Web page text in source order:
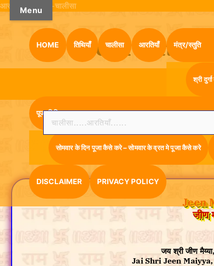
S
n
आरती-भजन-मंत्र-चालीसा
Menu
HOME तिथियांँ चालीसा आरतियाँ मंत्र/स्तुति
श्री
पूजा विधि
सोमवार के दिन पूजा कैसे करे – सोमवार के व्रत मे पूजा कैसे करे
DISCLAIMER PRIVACY POLICY
Jeen Mata
Jeen
जीण
जय श्री जीण
Jai Shri Jeen